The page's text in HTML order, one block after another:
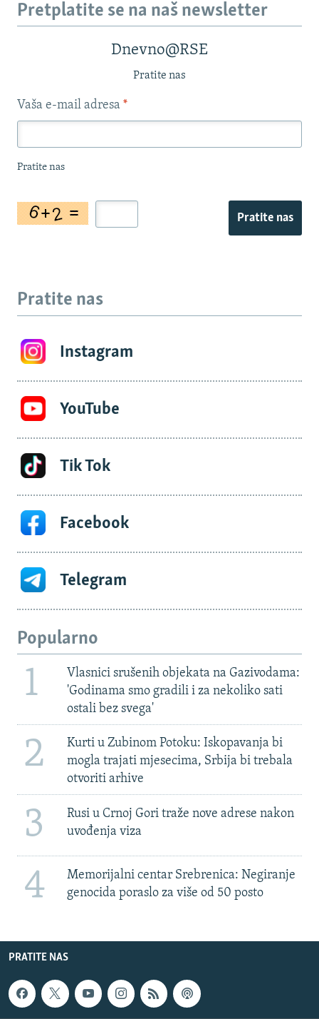
Pretplatite se na naš newsletter
Dnevno@RSE
Pratite nas
Vaša e-mail adresa *
Pratite nas
Pratite nas
Pratite nas
Instagram
YouTube
Tik Tok
Facebook
Telegram
Popularno
1
Vlasnici srušenih objekata na Gazivodama:
'Godinama smo gradili i za nekoliko sati
ostali bez svega'
2
Kurti u Zubinom Potoku: Iskopavanja bi
mogla trajati mjesecima, Srbija bi trebala
otvoriti arhive
3
Rusi u Crnoj Gori traže nove adrese nakon
uvođenja viza
4
Memorijalni centar Srebrenica: Negiranje
genocida poraslo za više od 50 posto
PRATITE NAS